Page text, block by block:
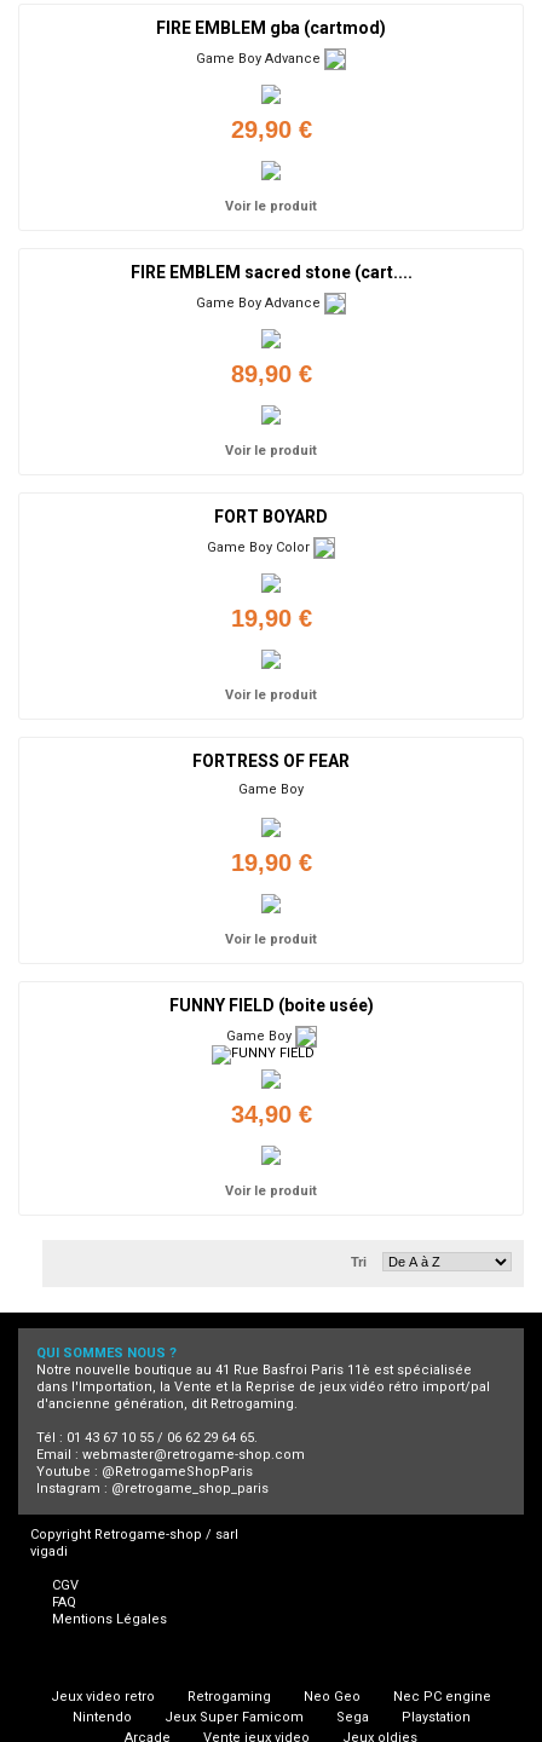
FIRE EMBLEM gba (cartmod)
Game Boy Advance
29,90 €
Voir le produit
FIRE EMBLEM sacred stone (cart....
Game Boy Advance
89,90 €
Voir le produit
FORT BOYARD
Game Boy Color
19,90 €
Voir le produit
FORTRESS OF FEAR
Game Boy
19,90 €
Voir le produit
FUNNY FIELD (boite usée)
Game Boy
34,90 €
Voir le produit
Tri
QUI SOMMES NOUS ?
Notre nouvelle boutique au 41 Rue Basfroi Paris 11è est spécialisée
dans l'Importation, la Vente et la Reprise de jeux vidéo rétro import/pal
d'ancienne génération, dit Retrogaming.
Tél : 01 43 67 10 55 / 06 62 29 64 65.
Email : webmaster@retrogame-shop.com
Youtube : @RetrogameShopParis
Instagram : @retrogame_shop_paris
Copyright Retrogame-shop / sarl
vigadi
CGV
FAQ
Mentions Légales
Jeux video retro Retrogaming Neo Geo
Nec PC engine
Nintendo
Jeux Super Famicom Sega
Playstation
Arcade
Vente jeux video Jeux oldies